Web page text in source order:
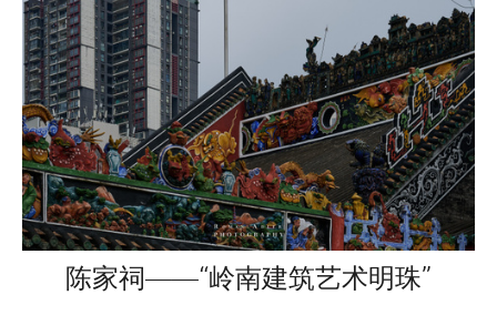
陈家祠——“岭南建筑艺术明珠”